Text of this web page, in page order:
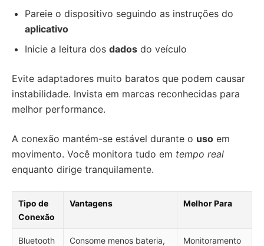
Pareie o dispositivo seguindo as instruções do
aplicativo
Inicie a leitura dos dados do veículo
Evite adaptadores muito baratos que podem causar
instabilidade. Invista em marcas reconhecidas para
melhor performance.
A conexão mantém-se estável durante o uso em
movimento. Você monitora tudo em tempo real
enquanto dirige tranquilamente.
Tipo de
Conexão
Vantagens Melhor Para
Bluetooth
Consome menos bateria,
Monitoramento